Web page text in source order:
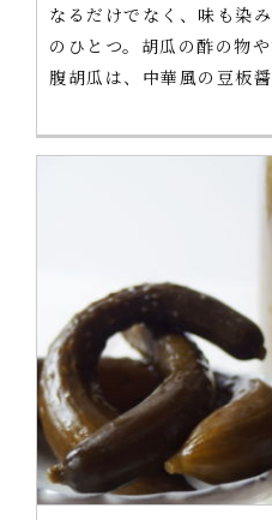
なるだけでなく、味も染
のひとつ。胡瓜の酢の物
腹胡瓜は、中華風の豆板